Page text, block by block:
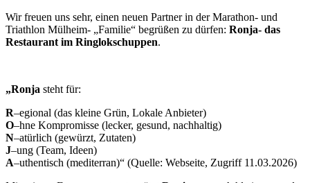
Wir freuen uns sehr, einen neuen Partner in der Marathon- und
Triathlon Mülheim- „Familie“ begrüßen zu dürfen: Ronja- das
Restaurant im Ringlokschuppen.
„Ronja steht für:
R–egional (das kleine Grün, Lokale Anbieter)
O–hne Kompromisse (lecker, gesund, nachhaltig)
N–atürlich (gewürzt, Zutaten)
J–ung (Team, Ideen)
A–uthentisch (mediterran)“ (Quelle: Webseite, Zugriff 11.03.2026)